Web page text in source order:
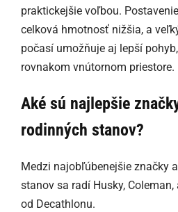
praktickejšie voľbou.
celková hmotnosť nižšia, a
počasí umožňuje aj lepší
rovnakom vnútornom priestore.
Aké sú najlepšie
rodinných stanov?
Medzi najobľúbenejšie značky
stanov sa radí Husky,
od Decathlonu.